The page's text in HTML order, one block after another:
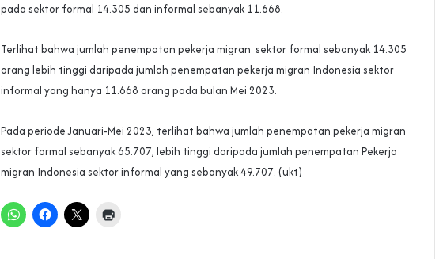
pada sektor formal 14.305 dan informal sebanyak 11.668.
Terlihat bahwa jumlah penempatan pekerja migran sektor formal sebanyak 14.305
orang lebih tinggi daripada jumlah penempatan pekerja migran Indonesia sektor
informal yang hanya 11.668 orang pada bulan Mei 2023.
Pada periode Januari-Mei 2023, terlihat bahwa jumlah penempatan pekerja migran
sektor formal sebanyak 65.707, lebih tinggi daripada jumlah penempatan Pekerja
migran Indonesia sektor informal yang sebanyak 49.707. (ukt)